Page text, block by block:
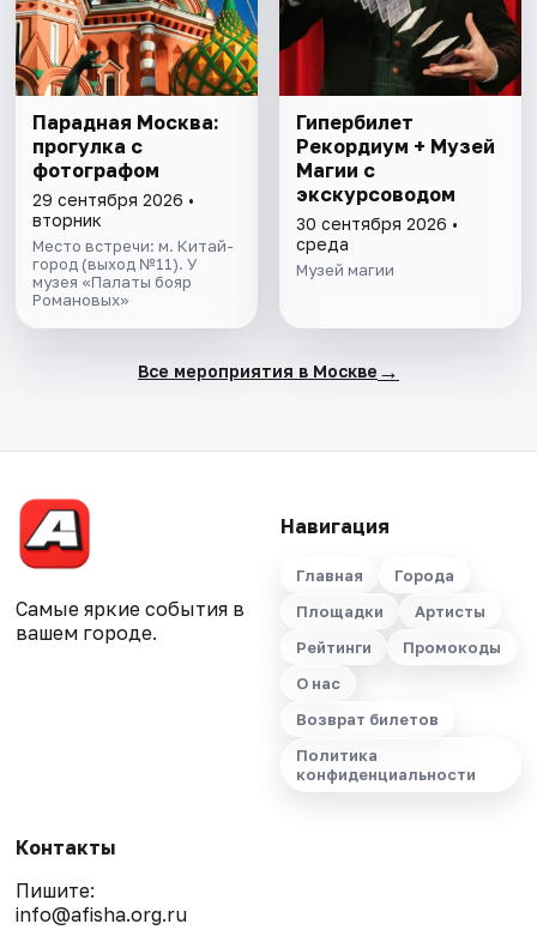
Парадная Москва:
прогулка с
фотографом
29 сентября 2026 •
вторник
Место встречи: м. Китай-
город (выход №11). У
музея «Палаты бояр
Романовых»
Гипербилет
Рекордиум + Музей
Магии с
экскурсоводом
30 сентября 2026 •
среда
Музей магии
Все мероприятия в Москве →
Самые яркие события в
вашем городе.
Навигация
Главная
Города
Площадки
Артисты
Рейтинги
Промокоды
О нас
Возврат билетов
Политика
конфиденциальности
Контакты
Пишите:
info@afisha.org.ru